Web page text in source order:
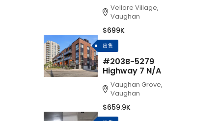
Vellore Village,
Vaughan
$699K
出售
#203B-5279
Highway 7 N/A
Vaughan Grove,
Vaughan
$659.9K